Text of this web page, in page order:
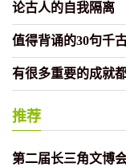
论古人的自我隔离
值得背诵的30句千
有很多重要的成就
推荐
第二届长三角文博